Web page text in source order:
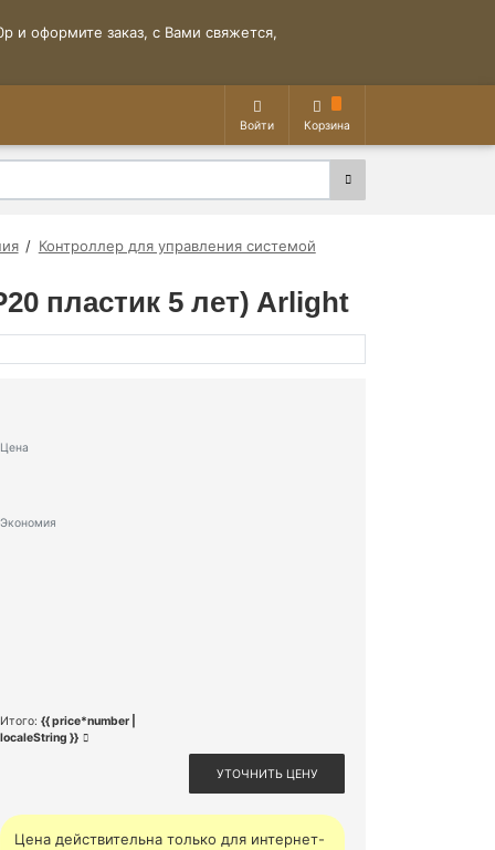
и оформите заказ, с Вами свяжется,
Войти Корзина
Контроллер для управления системой
пластик 5 лет) Arlight
Цена
Экономия
Итого: {{ price*number |
localeString }}
УТОЧНИТЬ ЦЕНУ
Цена действительна только для интернет-